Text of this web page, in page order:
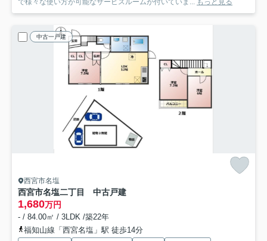
で様々な使い方が可能なサービスルームが付いていま... もっと見る
中古一戸建
西宮市名塩
西宮市名塩二丁目 中古戸建
1,680万円
- / 84.00㎡ / 3LDK /築22年
福知山線「西宮名塩」駅 徒歩14分